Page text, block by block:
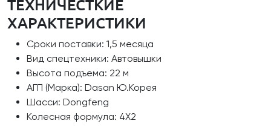
ТЕХНИЧЕСТКИЕ
ХАРАКТЕРИСТИКИ
Сроки поставки: 1,5 месяца
Вид спецтехники: Автовышки
Высота подъема: 22 м
АГП (Марка): Dasan Ю.Корея
Шасси: Dongfeng
Колесная формула: 4Х2